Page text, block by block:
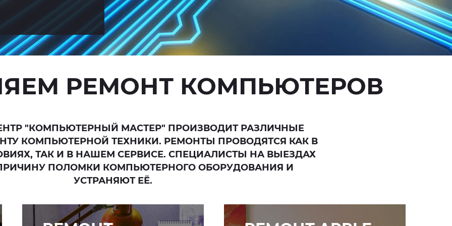
РЕМОНТ КОМПЬЮТЕРОВ
"КОМПЬЮТЕРНЫЙ МАСТЕР" ПРОИЗВОДИТ РАЗЛИЧНЫЕ
КОМПЬЮТЕРНОЙ ТЕХНИКИ. РЕМОНТЫ ПРОВОДЯТСЯ КАК В
ТАК И В НАШЕМ СЕРВИСЕ. СПЕЦИАЛИСТЫ НА ВЫЕЗДАХ
ПОЛОМКИ КОМПЬЮТЕРНОГО ОБОРУДОВАНИЯ И
УСТРАНЯЮТ ЕЁ.